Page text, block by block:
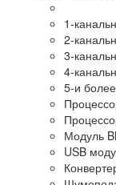
1-
2-
3-
4-
5-и
Модуль
USB